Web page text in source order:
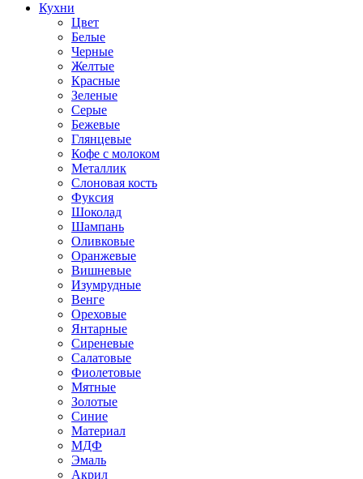
Кухни
Цвет
Белые
Черные
Желтые
Красные
Зеленые
Серые
Бежевые
Глянцевые
Кофе с молоком
Металлик
Слоновая кость
Фуксия
Шоколад
Шампань
Оливковые
Оранжевые
Вишневые
Изумрудные
Венге
Ореховые
Янтарные
Сиреневые
Салатовые
Фиолетовые
Мятные
Золотые
Синие
Материал
МДФ
Эмаль
Акрил